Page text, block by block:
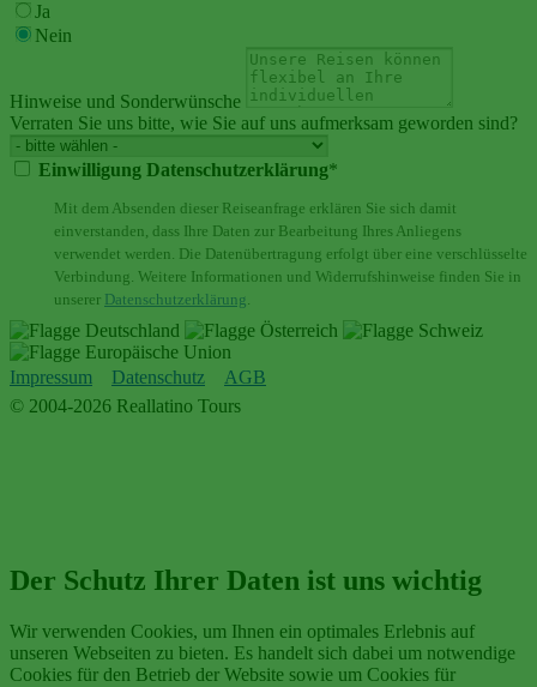
Ja
Nein
Hinweise und Sonderwünsche
Verraten Sie uns bitte, wie Sie auf uns aufmerksam geworden sind?
Einwilligung Datenschutzerklärung*
Mit dem Absenden dieser Reiseanfrage erklären Sie sich damit
einverstanden, dass Ihre Daten zur Bearbeitung Ihres Anliegens
verwendet werden. Die Datenübertragung erfolgt über eine verschlüsselte
Verbindung. Weitere Informationen und Widerrufshinweise finden Sie in
unserer Datenschutzerklärung.
Impressum Datenschutz
AGB
© 2004-2026 Reallatino Tours
Der Schutz Ihrer Daten ist uns wichtig
Wir verwenden Cookies, um Ihnen ein optimales Erlebnis auf
unseren Webseiten zu bieten. Es handelt sich dabei um notwendige
Cookies für den Betrieb der Website sowie um Cookies für